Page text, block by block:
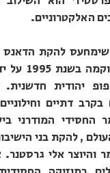
האלקטרוניים.
להקת הדאנס
אוף
יהודית
בקרב דתיים
החסידי המודרני
, להקת בני
והיוצר אלי גרסטנר.